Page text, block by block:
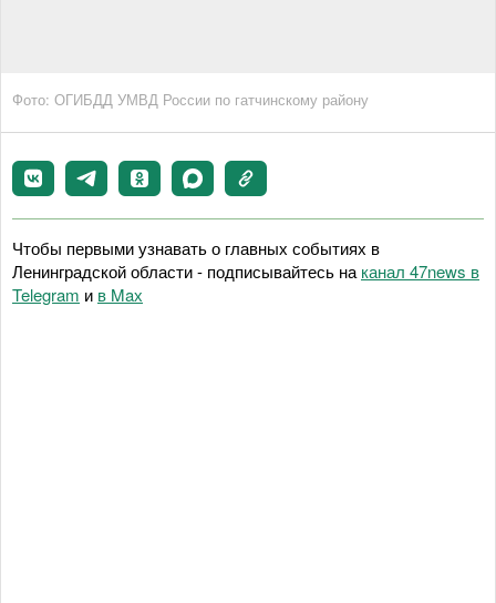
Фото: ОГИБДД УМВД России по гатчинскому району
Чтобы первыми узнавать о главных событиях в
Ленинградской области - подписывайтесь на канал 47news в
Telegram и в Maх